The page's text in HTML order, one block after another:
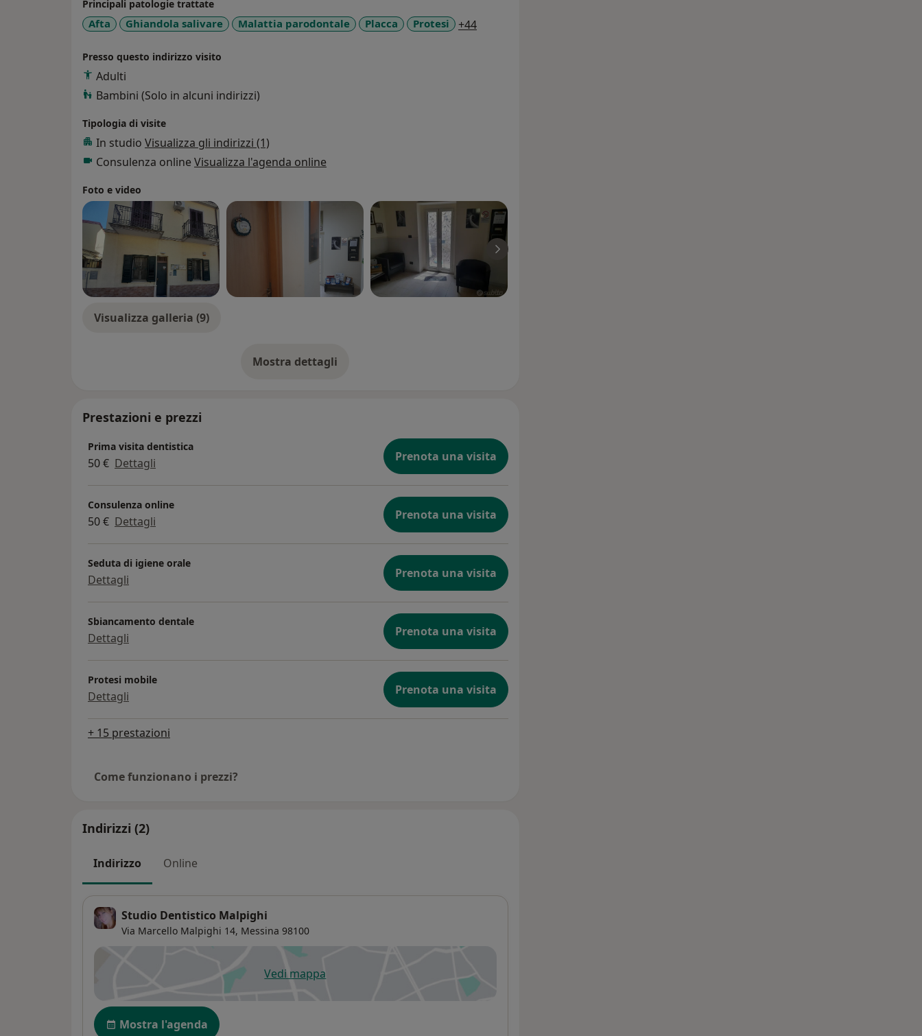
Principali patologie trattate
Afta Ghiandola salivare Malattia parodontale Placca Protesi +44a11y_sr_more_diseases
Presso questo indirizzo visito
Adulti
Bambini (Solo in alcuni indirizzi)
Tipologia di visite
In studio Visualizza gli indirizzi (1)
Consulenza online Visualizza l'agenda online
Foto e video
Visualizza galleria (9)
Mostra dettagli
sull'esperienza
Prestazioni e prezzi
Prima visita dentistica
50 € Dettagli Prenota una visita
Consulenza online
50 € Dettagli Prenota una visita
Seduta di igiene orale
Dettagli Prenota una visita
Sbiancamento dentale
Dettagli Prenota una visita
Protesi mobile
Dettagli Prenota una visita
+ 15 prestazioni
Come funzionano i prezzi?
Indirizzi (2)
Indirizzo Online
Studio Dentistico Malpighi
Via Marcello Malpighi 14, Messina 98100
Vedi mappasi apre in una nuova scheda
Disponibilità
Mostra l'agenda